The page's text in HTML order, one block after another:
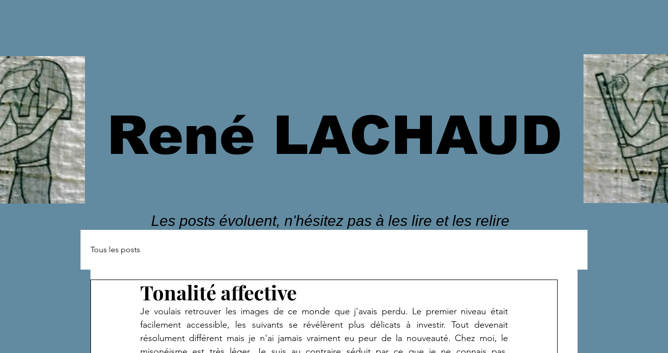
René LACHAUD
Les posts évoluent, n'hésitez pas à les lire et les relire
Tous les posts
Tonalité affective
Je voulais retrouver les images de ce monde que j'avais perdu. Le premier niveau était
facilement accessible, les suivants se révélèrent plus délicats à investir. Tout devenait
résolument différent mais je n'ai jamais vraiment eu peur de la nouveauté. Chez moi, le